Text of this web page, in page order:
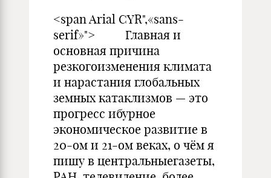
<span Arial CYR",«sans-
serif»"> Главная и
основная причина
резкогоизменения климата
и нарастания глобальных
земных катаклизмов — это
прогресс ибурное
экономическое развитие в
20-ом и 21-ом веках, о чём я
пишу в центральныегазеты,